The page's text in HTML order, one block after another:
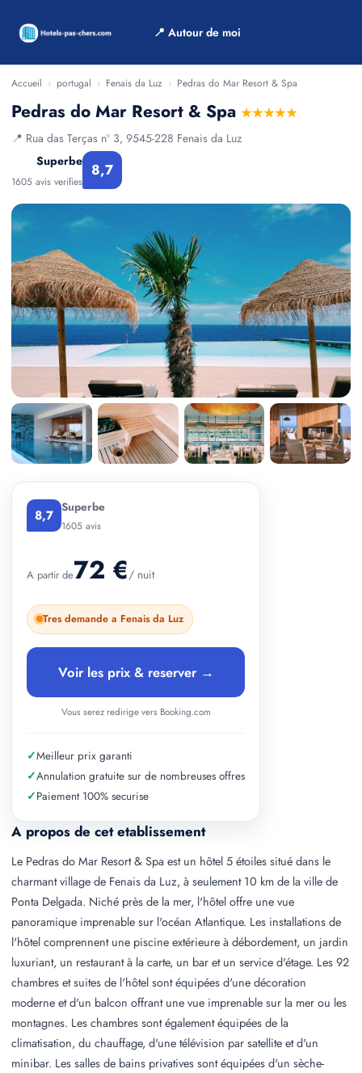
📍 Autour de moi
Accueil › portugal › Fenais da Luz › Pedras do Mar Resort & Spa
Pedras do Mar Resort & Spa ★★★★★
📍 Rua das Terças nº 3, 9545-228 Fenais da Luz
Superbe
1605 avis verifies
8,7
A propos de cet etablissement
Le Pedras do Mar Resort & Spa est un hôtel 5 étoiles situé dans le
charmant village de Fenais da Luz, à seulement 10 km de la ville de
Ponta Delgada. Niché près de la mer, l'hôtel offre une vue
panoramique imprenable sur l'océan Atlantique. Les installations de
l'hôtel comprennent une piscine extérieure à débordement, un jardin
luxuriant, un restaurant à la carte, un bar et un service d'étage. Les 92
chambres et suites de l'hôtel sont équipées d'une décoration
moderne et d'un balcon offrant une vue imprenable sur la mer ou les
montagnes. Les chambres sont également équipées de la
climatisation, du chauffage, d'une télévision par satellite et d'un
minibar. Les salles de bains privatives sont équipées d'un sèche-
8,7 Superbe
1605 avis
A partir de72 €/ nuit
Tres demande a Fenais da Luz
Voir les prix & reserver →
Vous serez redirige vers Booking.com
✓Meilleur prix garanti
✓Annulation gratuite sur de nombreuses offres
✓Paiement 100% securise